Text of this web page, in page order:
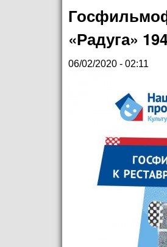
«Радуга»
06/02/2020 - 02:11